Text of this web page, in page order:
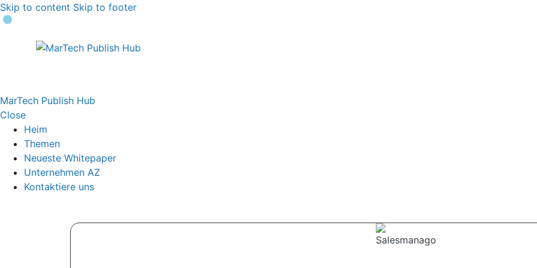
Skip to content Skip to footer
MarTech Publish Hub
Close
Heim
Themen
Neueste Whitepaper
Unternehmen AZ
Kontaktiere uns